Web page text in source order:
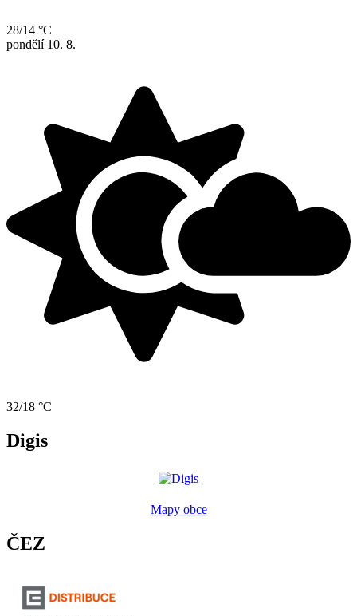
28/14 °C
pondělí 10. 8.
32/18 °C
Digis
Mapy obce
ČEZ